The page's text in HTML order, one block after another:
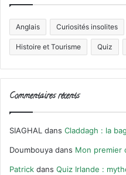
Anglais Curiosités insolites
Histoire et Tourisme Quiz
Commentaires récents
SIAGHAL dans Claddagh : la
Doumbouya dans Mon premier
Patrick dans Quiz Irlande :